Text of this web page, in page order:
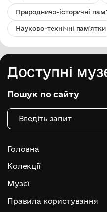
Природничо-історичні
Науково-технічні пам'ятки
Доступні
Пошук по сайту
Головна
Колекції
Музеї
Правила користування